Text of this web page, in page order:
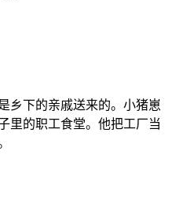
下的亲戚送来的。小猪崽
里的职工食堂。他把工厂当